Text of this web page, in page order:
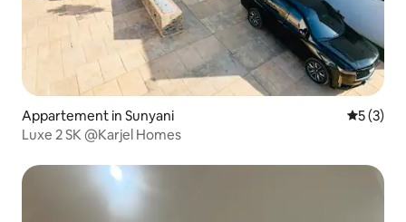
Appartement in Sunyani
5 (3)
Luxe 2 SK @Karjel Homes